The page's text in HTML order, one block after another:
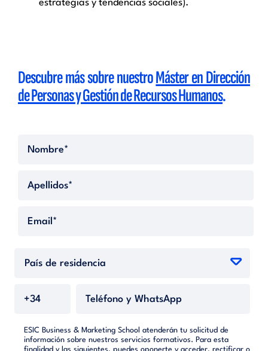
estrategias y tendencias sociales).
Descubre más sobre nuestroMáster en Dirección
de Personas y Gestión de Recursos Humanos.
ESIC Business & Marketing School atenderán tu solicitud de
información sobre nuestros servicios formativos. Para esta